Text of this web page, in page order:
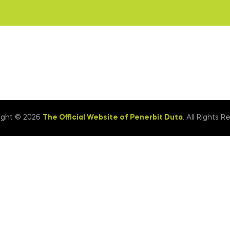
© 2026 The Official Website of Penerbit Duta. All Rights